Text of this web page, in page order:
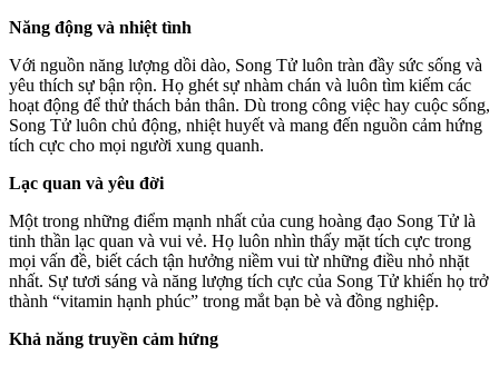
Năng động và nhiệt tình
Với nguồn năng lượng dồi dào, Song Tử luôn tràn đầy sức sống và
yêu thích sự bận rộn. Họ ghét sự nhàm chán và luôn tìm kiếm các
hoạt động để thử thách bản thân. Dù trong công việc hay cuộc sống,
Song Tử luôn chủ động, nhiệt huyết và mang đến nguồn cảm hứng
tích cực cho mọi người xung quanh.
Lạc quan và yêu đời
Một trong những điểm mạnh nhất của cung hoàng đạo Song Tử là
tinh thần lạc quan và vui vẻ. Họ luôn nhìn thấy mặt tích cực trong
mọi vấn đề, biết cách tận hưởng niềm vui từ những điều nhỏ nhặt
nhất. Sự tươi sáng và năng lượng tích cực của Song Tử khiến họ trở
thành “vitamin hạnh phúc” trong mắt bạn bè và đồng nghiệp.
Khả năng truyền cảm hứng